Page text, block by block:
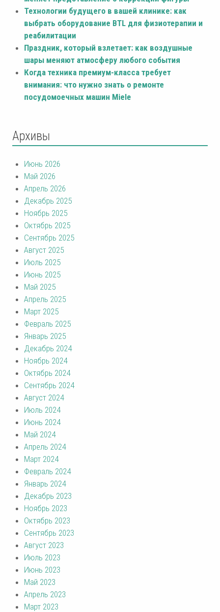
Технологии будущего в вашей клинике: как
выбрать оборудование BTL для физиотерапии и
реабилитации
Праздник, который взлетает: как воздушные
шары меняют атмосферу любого события
Когда техника премиум-класса требует
внимания: что нужно знать о ремонте
посудомоечных машин Miele
Архивы
Июнь 2026
Май 2026
Апрель 2026
Декабрь 2025
Ноябрь 2025
Октябрь 2025
Сентябрь 2025
Август 2025
Июль 2025
Июнь 2025
Май 2025
Апрель 2025
Март 2025
Февраль 2025
Январь 2025
Декабрь 2024
Ноябрь 2024
Октябрь 2024
Сентябрь 2024
Август 2024
Июль 2024
Июнь 2024
Май 2024
Апрель 2024
Март 2024
Февраль 2024
Январь 2024
Декабрь 2023
Ноябрь 2023
Октябрь 2023
Сентябрь 2023
Август 2023
Июль 2023
Июнь 2023
Май 2023
Апрель 2023
Март 2023